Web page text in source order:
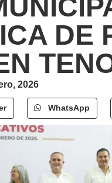
DE
2026
WhatsApp